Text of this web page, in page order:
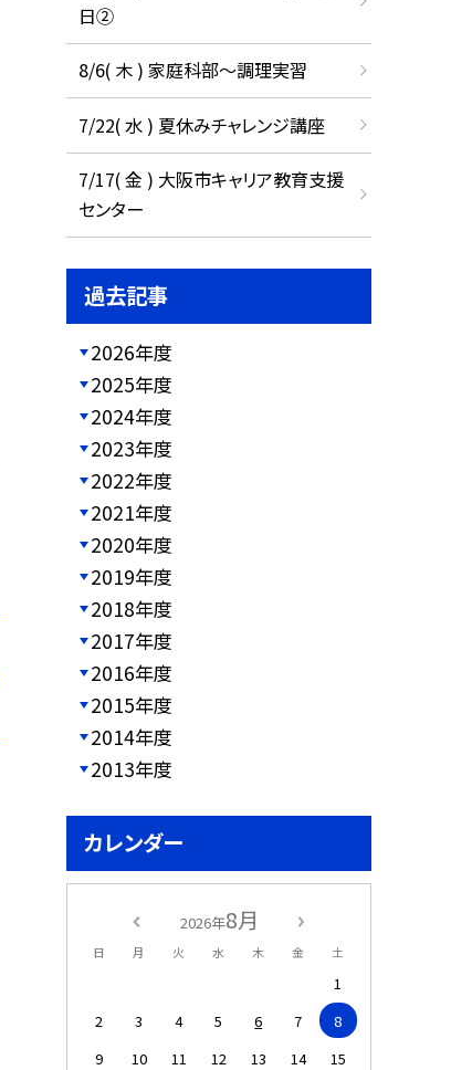
日②
8/6( 木 ) 家庭科部～調理実習
7/22( 水 ) 夏休みチャレンジ講座
7/17( 金 ) 大阪市キャリア教育支援
センター
過去記事
2026年度
2025年度
2024年度
2023年度
2022年度
2021年度
2020年度
2019年度
2018年度
2017年度
2016年度
2015年度
2014年度
2013年度
カレンダー
2026年8月
日 月 火 水 木 金 土
1
2
3 4 5 6 7
8
9
10 11 12 13 14
15